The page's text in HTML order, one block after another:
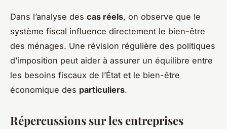
Dans l’analyse des cas réels, on observe que le
système fiscal influence directement le bien-être
des ménages. Une révision régulière des politiques
d’imposition peut aider à assurer un équilibre entre
les besoins fiscaux de l’État et le bien-être
économique des particuliers.
Répercussions sur les entreprises